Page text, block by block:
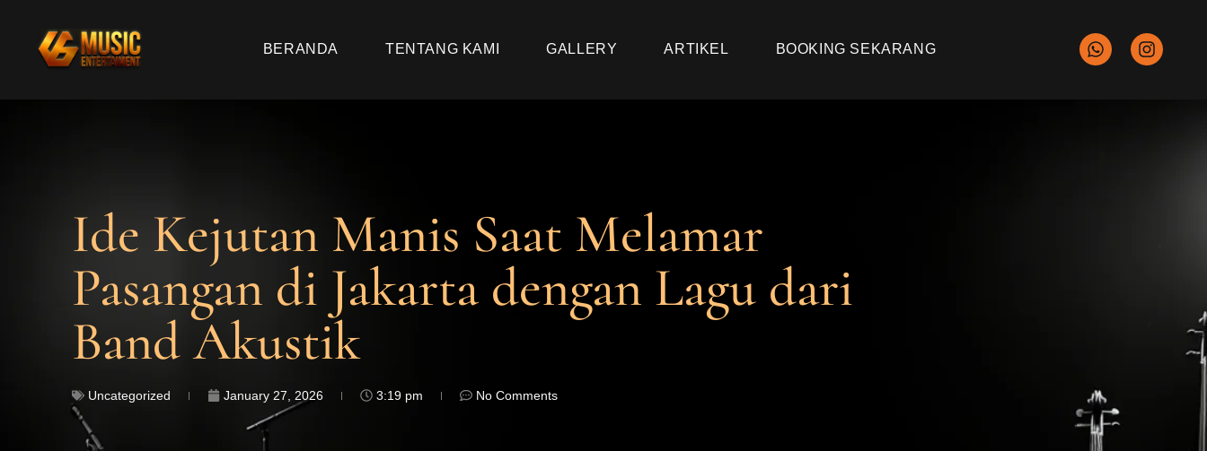
BERANDA TENTANG KAMI GALLERY ARTIKEL BOOKING SEKARANG
Ide Kejutan Manis Saat Melamar
Pasangan di Jakarta dengan Lagu dari
Band Akustik
Uncategorized January 27, 2026 3:19 pm No Comments